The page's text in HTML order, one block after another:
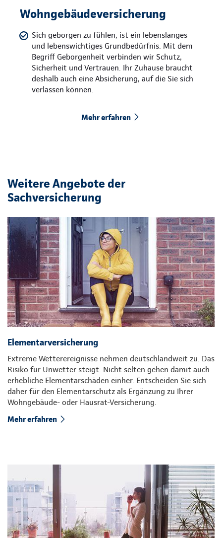
Wohngebäudeversicherung
Sich geborgen zu fühlen, ist ein lebenslanges
und lebenswichtiges Grundbedürfnis. Mit dem
Begriff Geborgenheit verbinden wir Schutz,
Sicherheit und Vertrauen. Ihr Zuhause braucht
deshalb auch eine Absicherung, auf die Sie sich
verlassen können.
Mehr erfahren
Weitere Angebote der
Sachversicherung
Elementarversicherung
Extreme Wetterereignisse nehmen deutschlandweit zu. Das
Risiko für Unwetter steigt. Nicht selten gehen damit auch
erhebliche Elementarschäden einher. Entscheiden Sie sich
daher für den Elementarschutz als Ergänzung zu Ihrer
Wohngebäude- oder Hausrat-Versicherung.
Mehr erfahren